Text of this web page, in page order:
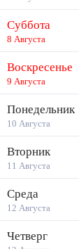
Суббота
8 Августа
Воскресенье
9 Августа
Понедельник
10 Августа
Вторник
11 Августа
Среда
12 Августа
Четверг